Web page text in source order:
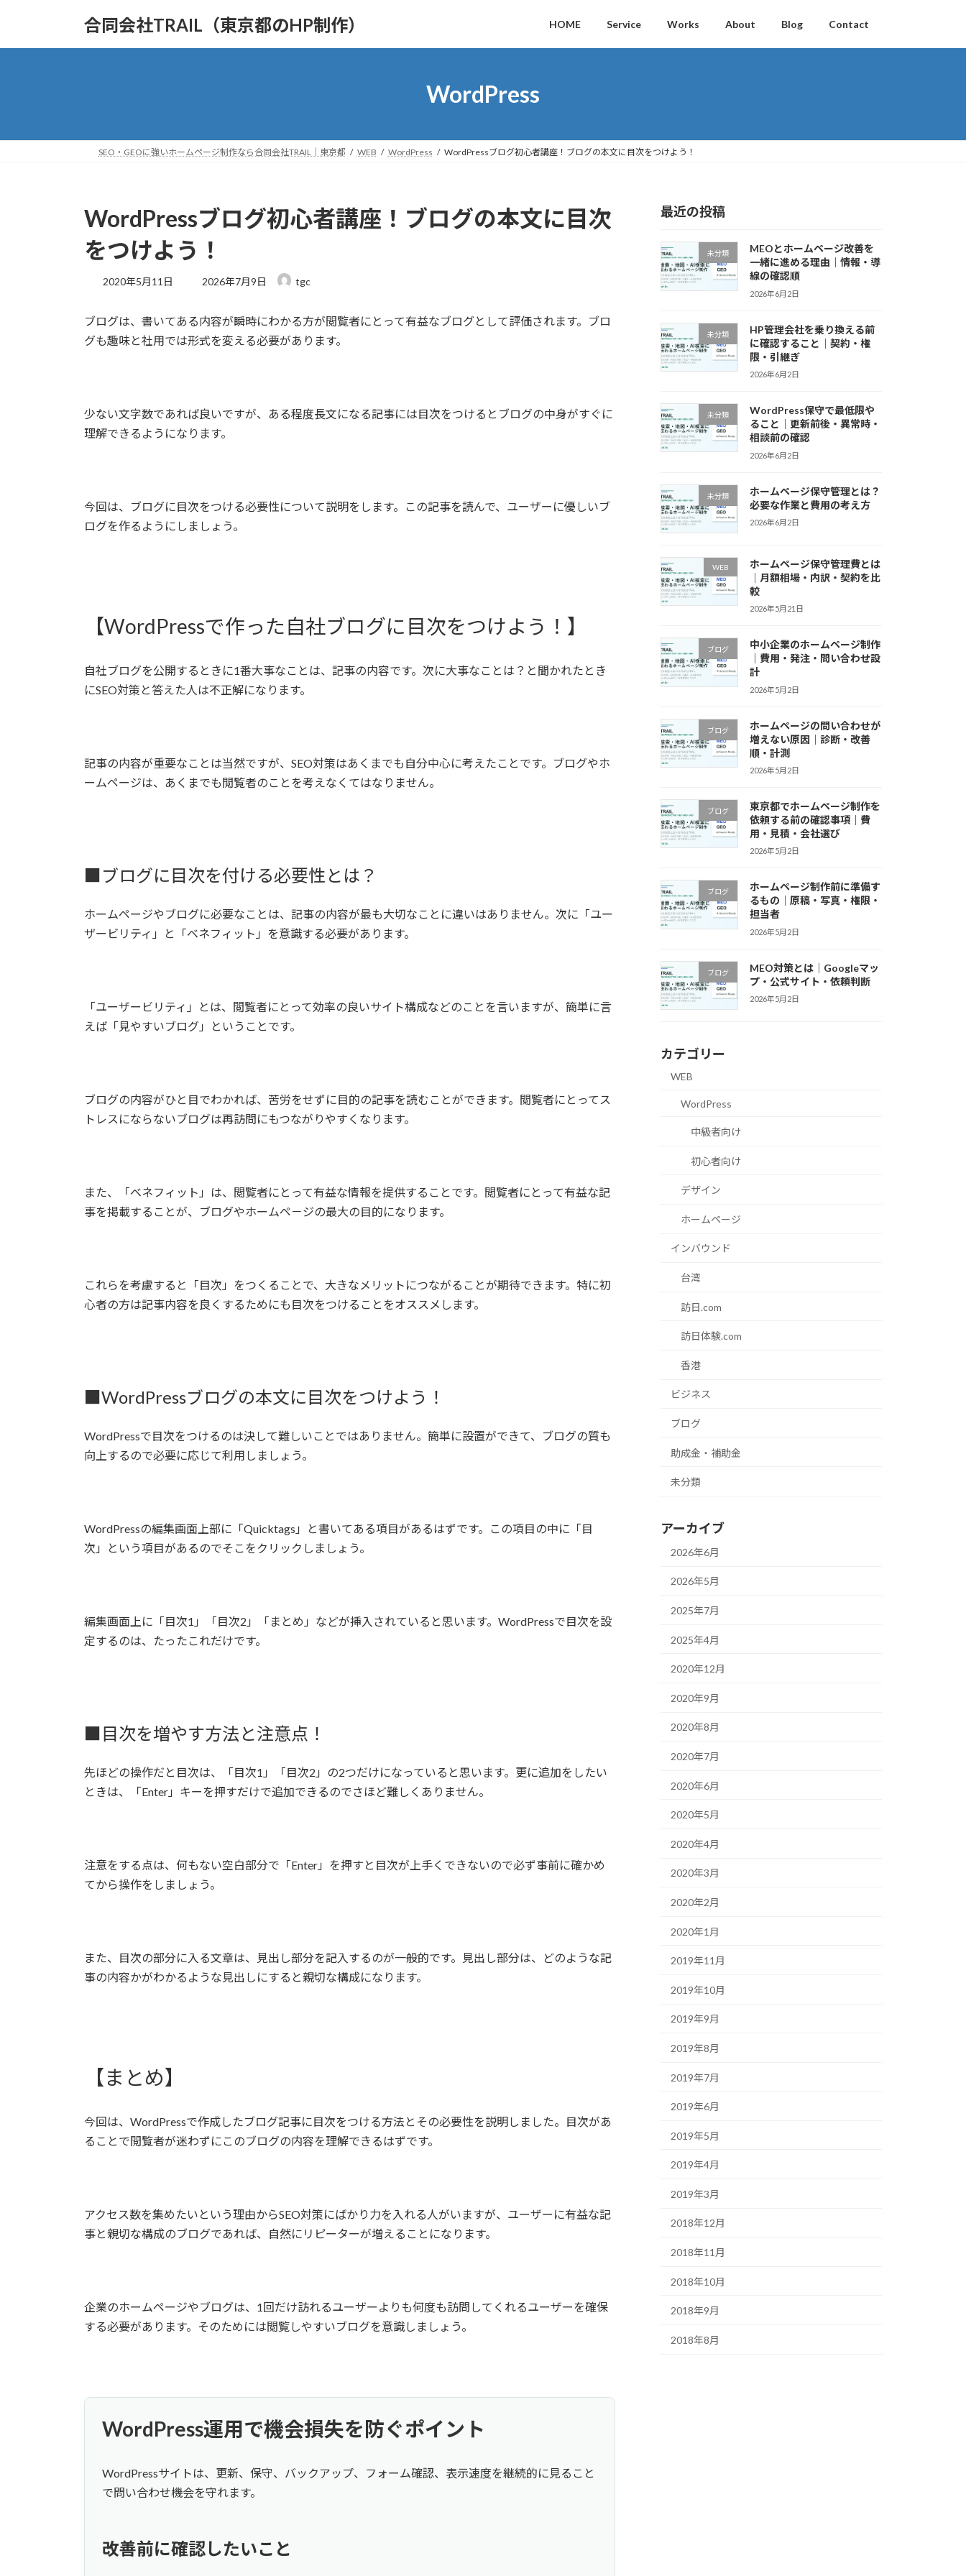
合同会社TRAIL（東京都のHP制作） HOME Service Works About Blog Contact
WordPress
SEO・GEOに強いホームページ制作なら合同会社TRAIL｜東京都 WEB WordPress WordPressブログ初心者講座！ブログの本文に目次をつけよう！
WordPressブログ初心者講座！ブログの本文に目次
をつけよう！
2020年5月11日
最
新
日
2026年7月9日 tgc
ブログは、書いてある内容が瞬時にわかる方が閲覧者にとって有益なブログとして評価されます。ブロ
グも趣味と社用では形式を変える必要があります。
少ない文字数であれば良いですが、ある程度長文になる記事には目次をつけるとブログの中身がすぐに
理解できるようになります。
今回は、ブログに目次をつける必要性について説明をします。この記事を読んで、ユーザーに優しいブ
ログを作るようにしましょう。
【WordPressで作った自社ブログに目次をつけよう！】
自社ブログを公開するときに1番大事なことは、記事の内容です。次に大事なことは？と聞かれたとき
にSEO対策と答えた人は不正解になります。
記事の内容が重要なことは当然ですが、SEO対策はあくまでも自分中心に考えたことです。ブログやホ
ームページは、あくまでも閲覧者のことを考えなくてはなりません。
■ブログに目次を付ける必要性とは？
ホームページやブログに必要なことは、記事の内容が最も大切なことに違いはありません。次に「ユー
ザービリティ」と「ベネフィット」を意識する必要があります。
「ユーザービリティ」とは、閲覧者にとって効率の良いサイト構成などのことを言いますが、簡単に言
えば「見やすいブログ」ということです。
ブログの内容がひと目でわかれば、苦労をせずに目的の記事を読むことができます。閲覧者にとってス
トレスにならないブログは再訪問にもつながりやすくなります。
また、「ベネフィット」は、閲覧者にとって有益な情報を提供することです。閲覧者にとって有益な記
事を掲載することが、ブログやホームペ－ジの最大の目的になります。
これらを考慮すると「目次」をつくることで、大きなメリットにつながることが期待できます。特に初
心者の方は記事内容を良くするためにも目次をつけることをオススメします。
■WordPressブログの本文に目次をつけよう！
WordPressで目次をつけるのは決して難しいことではありません。簡単に設置ができて、ブログの質も
向上するので必要に応じて利用しましょう。
WordPressの編集画面上部に「Quicktags」と書いてある項目があるはずです。この項目の中に「目
次」という項目があるのでそこをクリックしましょう。
編集画面上に「目次1」「目次2」「まとめ」などが挿入されていると思います。WordPressで目次を設
定するのは、たったこれだけです。
■目次を増やす方法と注意点！
先ほどの操作だと目次は、「目次1」「目次2」の2つだけになっていると思います。更に追加をしたい
ときは、「Enter」キーを押すだけで追加できるのでさほど難しくありません。
注意をする点は、何もない空白部分で「Enter」を押すと目次が上手くできないので必ず事前に確かめ
てから操作をしましょう。
また、目次の部分に入る文章は、見出し部分を記入するのが一般的です。見出し部分は、どのような記
事の内容かがわかるような見出しにすると親切な構成になります。
【まとめ】
今回は、WordPressで作成したブログ記事に目次をつける方法とその必要性を説明しました。目次があ
ることで閲覧者が迷わずにこのブログの内容を理解できるはずです。
アクセス数を集めたいという理由からSEO対策にばかり力を入れる人がいますが、ユーザーに有益な記
事と親切な構成のブログであれば、自然にリピーターが増えることになります。
企業のホームページやブログは、1回だけ訪れるユーザーよりも何度も訪問してくれるユーザーを確保
する必要があります。そのためには閲覧しやすいブログを意識しましょう。
WordPress運用で機会損失を防ぐポイント
WordPressサイトは、更新、保守、バックアップ、フォーム確認、表示速度を継続的に見ること
で問い合わせ機会を守れます。
改善前に確認したいこと
最近の投稿
未分類
MEOとホームページ改善を
一緒に進める理由｜情報・導
線の確認順
2026年6月2日
未分類
HP管理会社を乗り換える前
に確認すること｜契約・権
限・引継ぎ
2026年6月2日
未分類
WordPress保守で最低限や
ること｜更新前後・異常時・
相談前の確認
2026年6月2日
未分類
ホームページ保守管理とは？
必要な作業と費用の考え方
2026年6月2日
WEB
ホームページ保守管理費とは
｜月額相場・内訳・契約を比
較
2026年5月21日
ブログ
中小企業のホームページ制作
｜費用・発注・問い合わせ設
計
2026年5月2日
ブログ
ホームページの問い合わせが
増えない原因｜診断・改善
順・計測
2026年5月2日
ブログ
東京都でホームページ制作を
依頼する前の確認事項｜費
用・見積・会社選び
2026年5月2日
ブログ
ホームページ制作前に準備す
るもの｜原稿・写真・権限・
担当者
2026年5月2日
ブログ
MEO対策とは｜Googleマッ
プ・公式サイト・依頼判断
2026年5月2日
カテゴリー
WEB
WordPress
中級者向け
初心者向け
デザイン
ホームページ
インバウンド
台湾
訪日.com
訪日体験.com
香港
ビジネス
ブログ
助成金・補助金
未分類
アーカイブ
2026年6月
2026年5月
2025年7月
2025年4月
2020年12月
2020年9月
2020年8月
2020年7月
2020年6月
2020年5月
2020年4月
2020年3月
2020年2月
2020年1月
2019年11月
2019年10月
2019年9月
2019年8月
2019年7月
2019年6月
2019年5月
2019年4月
2019年3月
2018年12月
2018年11月
2018年10月
2018年9月
2018年8月